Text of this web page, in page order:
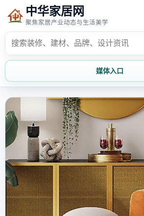
中华家居网
聚焦家居产业动态与生活美学
媒体入口
家居资讯
家居风水
时尚饰家 装修设计
家具知识 家居文化
家装攻略 创意家居